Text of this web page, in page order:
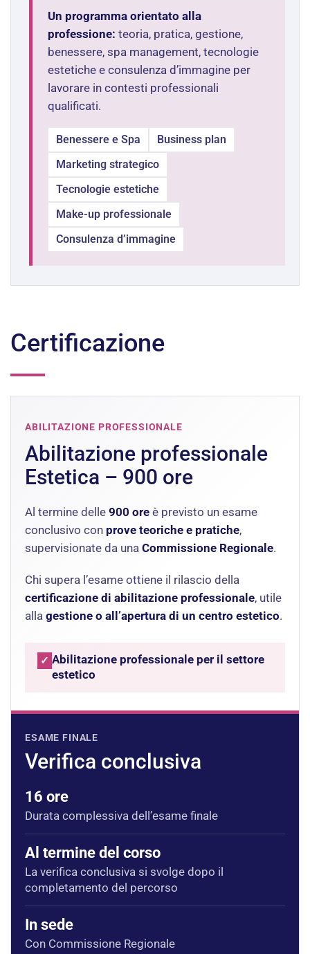
Un programma orientato alla
professione: teoria, pratica, gestione,
benessere, spa management, tecnologie
estetiche e consulenza d’immagine per
lavorare in contesti professionali
qualificati.
Benessere e Spa
Business plan
Marketing strategico
Tecnologie estetiche
Make-up professionale
Consulenza d’immagine
Certificazione
ABILITAZIONE PROFESSIONALE
Abilitazione professionale
Estetica – 900 ore
Al termine delle 900 ore è previsto un esame
conclusivo con prove teoriche e pratiche,
supervisionate da una Commissione Regionale.
Chi supera l’esame ottiene il rilascio della
certificazione di abilitazione professionale, utile
alla gestione o all’apertura di un centro estetico.
✓ Abilitazione professionale per il settore
estetico
ESAME FINALE
Verifica conclusiva
16 ore
Durata complessiva dell’esame finale
Al termine del corso
La verifica conclusiva si svolge dopo il
completamento del percorso
In sede
Con Commissione Regionale